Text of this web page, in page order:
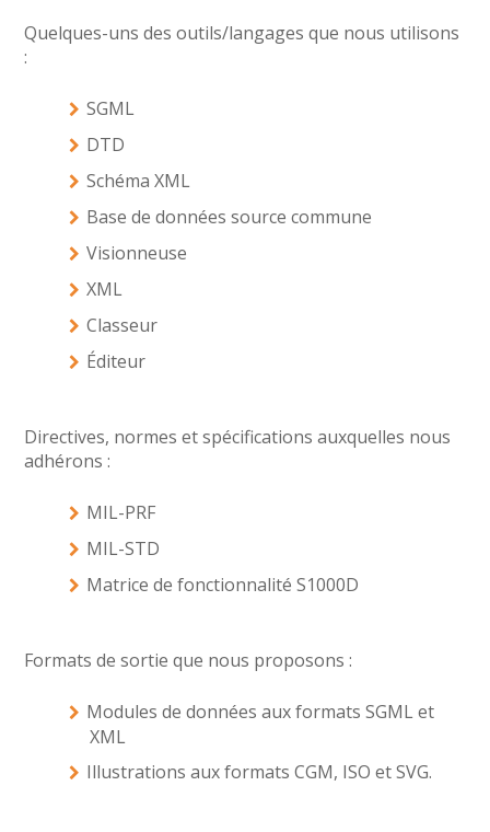
Quelques-uns des outils/langages que nous utilisons
:
SGML
DTD
Schéma XML
Base de données source commune
Visionneuse
XML
Classeur
Éditeur
Directives, normes et spécifications auxquelles nous
adhérons :
MIL-PRF
MIL-STD
Matrice de fonctionnalité S1000D
Formats de sortie que nous proposons :
Modules de données aux formats SGML et
XML
Illustrations aux formats CGM, ISO et SVG.